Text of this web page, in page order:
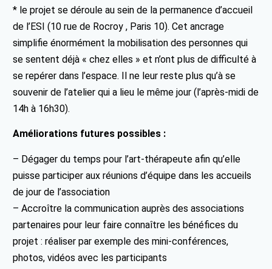
* le projet se déroule au sein de la permanence d’accueil
de l’ESI (10 rue de Rocroy , Paris 10). Cet ancrage
simplifie énormément la mobilisation des personnes qui
se sentent déjà « chez elles » et n’ont plus de difficulté à
se repérer dans l’espace. Il ne leur reste plus qu’à se
souvenir de l’atelier qui a lieu le même jour (l’après-midi de
14h à 16h30).
Améliorations futures possibles :
– Dégager du temps pour l’art-thérapeute afin qu’elle
puisse participer aux réunions d’équipe dans les accueils
de jour de l’association
– Accroître la communication auprès des associations
partenaires pour leur faire connaître les bénéfices du
projet : réaliser par exemple des mini-conférences,
photos, vidéos avec les participants